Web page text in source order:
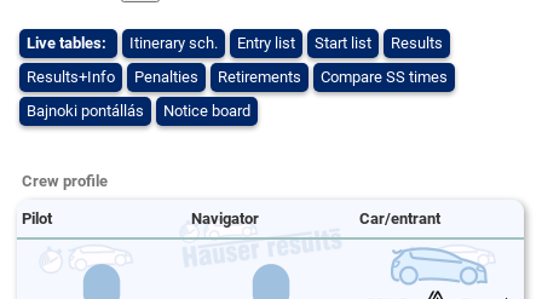
Live tables: Itinerary sch. Entry list Start list
Results
Results+Info
Penalties Retirements
Compare SS times
Bajnoki pontállás
Notice board
Crew profile
Pilot Navigator Car/entrant